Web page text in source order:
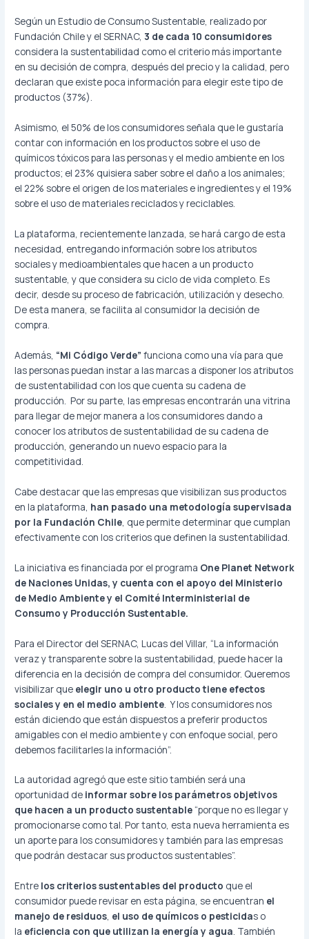
Según un Estudio de Consumo Sustentable, realizado por
Fundación Chile y el SERNAC,3 de cada 10 consumidores
considera la sustentabilidad como el criterio más importante
en su decisión de compra, después del precio y la calidad, pero
declaran que existe poca información para elegir este tipo de
productos (37%).
Asimismo, el 50% de los consumidores señala que le gustaría
contar con información en los productos sobre el uso de
químicos tóxicos para las personas y el medio ambiente en los
productos; el 23% quisiera saber sobre el daño a los animales;
el 22% sobre el origen de los materiales e ingredientes y el 19%
sobre el uso de materiales reciclados y reciclables.
La plataforma, recientemente lanzada, se hará cargo de esta
necesidad, entregando información sobre los atributos
sociales y medioambientales que hacen a un producto
sustentable, y que considera su ciclo de vida completo. Es
decir, desde su proceso de fabricación, utilización y desecho.
De esta manera, se facilita al consumidor la decisión de
compra.
Además, “Mi Código Verde” funciona como una vía para que
las personas puedan instar a las marcas a disponer los atributos
de sustentabilidad con los que cuenta su cadena de
producción. Por su parte, las empresas encontrarán una vitrina
para llegar de mejor manera a los consumidores dando a
conocer los atributos de sustentabilidad de su cadena de
producción, generando un nuevo espacio para la
competitividad.
Cabe destacar que las empresas que visibilizan sus productos
en la plataforma, han pasado una metodología supervisada
por la Fundación Chile , que permite determinar que cumplan
efectivamente con los criterios que definen la sustentabilidad.
La iniciativa es financiada por el programa One Planet Network
de Naciones Unidas, y cuenta con el apoyo del Ministerio
de Medio Ambiente y el Comité Interministerial de
Consumo y Producción Sustentable.
Para el Director del SERNAC, Lucas del Villar, “La información
veraz y transparente sobre la sustentabilidad, puede hacer la
diferencia en la decisión de compra del consumidor. Queremos
visibilizar que elegir uno u otro producto tiene efectos
sociales y en el medio ambiente . Y los consumidores nos
están diciendo que están dispuestos a preferir productos
amigables con el medio ambiente y con enfoque social, pero
debemos facilitarles la información”.
La autoridad agregó que este sitio también será una
oportunidad de informar sobre los parámetros objetivos
que hacen a un producto sustentable“porque no es llegar y
promocionarse como tal. Por tanto, esta nueva herramienta es
un aporte para los consumidores y también para las empresas
que podrán destacar sus productos sustentables”.
Entre los criterios sustentables del producto que el
consumidor puede revisar en esta página, se encuentran el
manejo de residuos, el uso de químicos o pesticidas o
la eficiencia con que utilizan la energía y agua. También